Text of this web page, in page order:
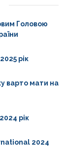
Головою
рік
варто мати на
рік
2024